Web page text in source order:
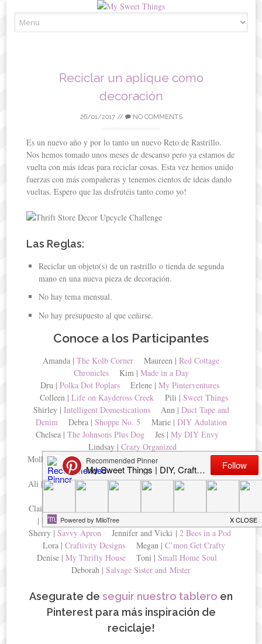
to
Reciclar un aplique como
decoración
26/01/2017// NO COMMENTS
Es un nuevo año y por lo tanto un nuevo Reto de Rastrillo.
Nos hemos tomado unos meses de descanso pero ya estamos de
vuelta con más ideas para reciclar cosas. Esta vez hemos unido
fuerzas con más compañeras y tenemos cientos de ideas dando
vueltas. Espero que las disfrutéis tanto como yo!
Las Reglas:
Reciclar un objeto(s) de un rastrillo o tienda de segunda
mano en una nueva pieza de decoración.
No hay tema mensual.
No hay presupuesto al que ceñirse.
Conoce a los Participantes
Amanda | The Kolb Corner Maureen | Red Cottage
ChroniclesKim | Made in a Day
Dru | Polka Dot PoplarsErlene | My Pinterventures
Colleen | Life on Kaydeross Creek Pili | Sweet Things
Shirley | Intelligent DomesticationsAnn | Duct Tape and
DenimDebra | Shoppe No. 5 Marie | DIY Adulation
Chelsea | The Johnsons Plus DogJes | My DIY Envy
Lindsay | Crazy Organized
Molly |Just a Little CreativityAshley |
3 Little Greenwoods
Kimm |ReinventedMichelle |Our Crafty Mom
Ali |Home Crafts by AliSue |A Purdy Little HouseSara
Claire |
| Farmhouse MadeVictoria |
Sherry | Savvy ApronJennifer and Vicki | 2 Bees in a Pod
Lora | Craftivity Designs Megan | C’mon Get Crafty
Denise | My Thrifty House Toni | Small Home Soul
Deborah | Salvage Sister and Mister
Asegurate de seguir nuestro tablero en
Pinterest para más inspiración de
reciclaje!